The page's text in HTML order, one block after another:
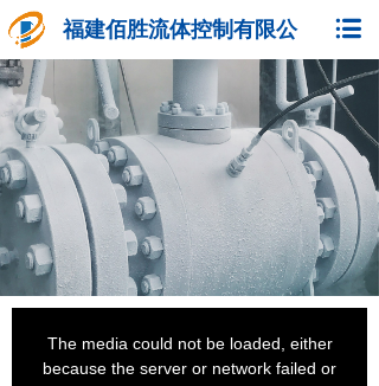
福建佰胜流体控制有限公
司